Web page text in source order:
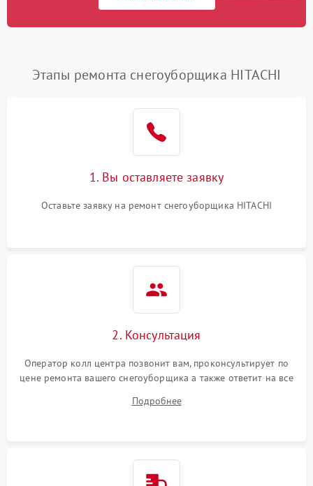
Этапы ремонта снегоуборщика HITACHI
1. Вы оставляете заявку
Оставьте заявку на ремонт снегоуборщика HITACHI
2. Консультация
Оператор колл центра позвонит вам, проконсультирует по
цене ремонта вашего снегоуборщика а также ответит на все
Подробнее